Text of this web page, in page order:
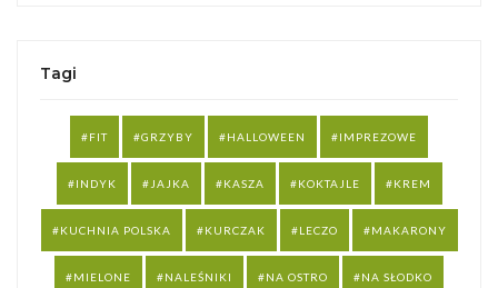
Tagi
FIT GRZYBY HALLOWEEN IMPREZOWE
INDYK JAJKA KASZA KOKTAJLE KREM
KUCHNIA POLSKA KURCZAK LECZO MAKARONY
MIELONE NALEŚNIKI NA OSTRO NA SŁODKO